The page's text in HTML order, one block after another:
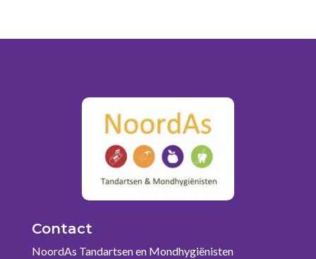
Contact
NoordAs Tandartsen en Mondhygiënisten